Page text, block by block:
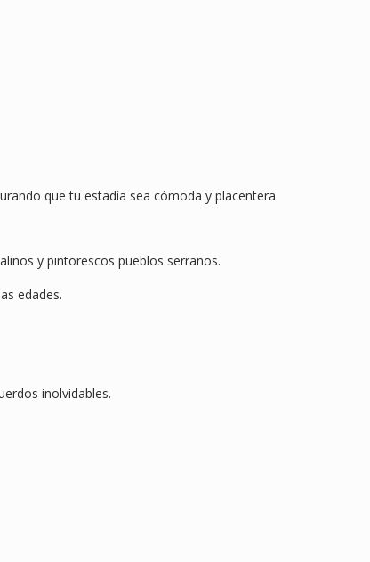
que tu estadía sea cómoda y placentera.
y pintorescos pueblos serranos.
edades.
inolvidables.